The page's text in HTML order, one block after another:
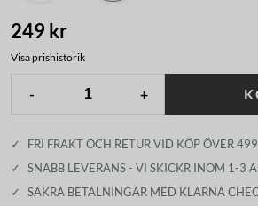
249 kr
Visa prishistorik
- +
✓
FRI FRAKT OCH RETUR VID KÖP ÖVER
✓
SNABB LEVERANS - VI SKICKR INOM 1-3
✓
SÄKRA BETALNINGAR MED KLARNA